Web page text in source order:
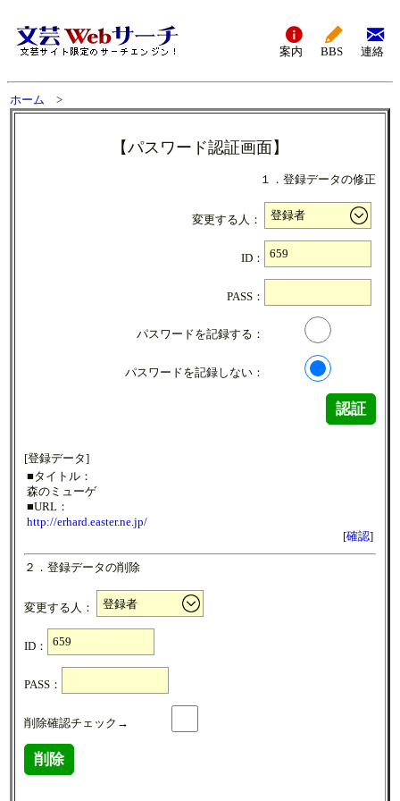
案内 BBS 連絡
ホーム >
【パスワード認証画面】
１．登録データの修正
変更する人：
ID：
PASS：
パスワードを記録する：
パスワードを記録しない：
認証
[登録データ]
■タイトル：
森のミューゲ
■URL：
http://erhard.easter.ne.jp/
[確認]
２．登録データの削除
変更する人：
ID：
PASS：
削除確認チェック→
削除